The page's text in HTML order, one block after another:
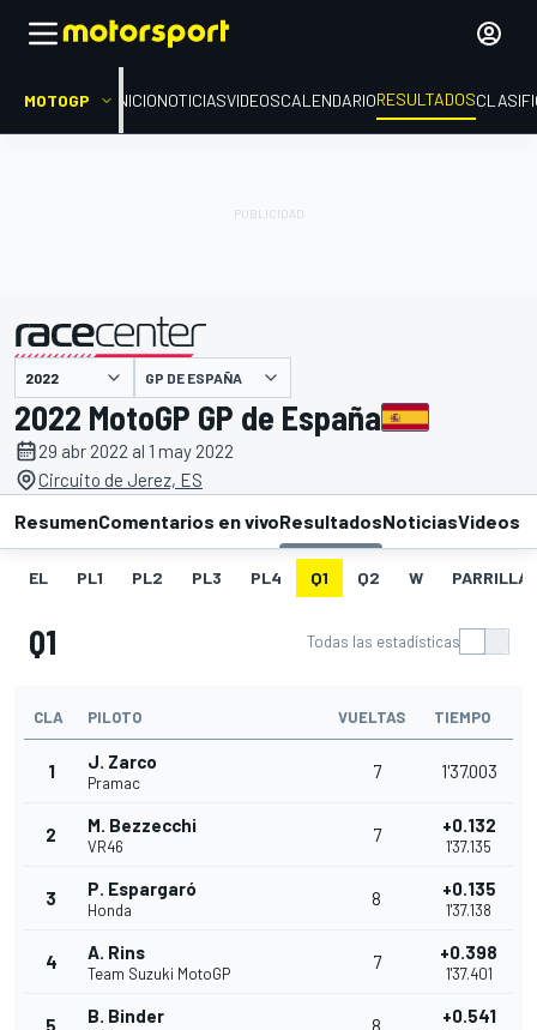
MOTOGP INICIONOTICIASVIDEOSCALENDARIORESULTADOS
presentado por GP DE ESPAÑA
2022 MotoGP GP de España
29 abr 2022 al 1 may 2022
Circuito de Jerez, ES
ResumenComentarios en vivoResultadosNoticiasVideos
EL PL1 PL2 PL3 PL4 Q1 Q2 W PARRILLA
Q1 Todas las estadísticas
CLA PILOTO VUELTAS TIEMPO
1 J. Zarco
Pramac
7 1'37.003
2 M. Bezzecchi
VR46
7 +0.132
1'37.135
3 P. Espargaró
Honda
8 +0.135
1'37.138
4 A. Rins
Team Suzuki MotoGP
7 +0.398
1'37.401
5 B. Binder 8 +0.541